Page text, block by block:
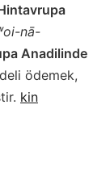
nā-
Anadilinde
ödemek,
kin